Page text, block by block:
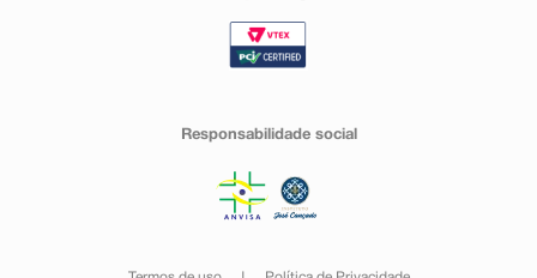
Responsabilidade social